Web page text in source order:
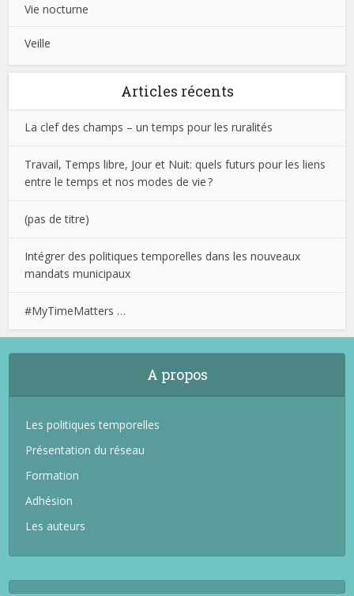
Vie nocturne
Veille
Articles récents
La clef des champs – un temps pour les ruralités
Travail, Temps libre, Jour et Nuit: quels futurs pour les liens
entre le temps et nos modes de vie ?
(pas de titre)
Intégrer des politiques temporelles dans les nouveaux
mandats municipaux
#MyTimeMatters …
A propos
Les politiques temporelles
Présentation du réseau
Formation
Adhésion
Les auteurs